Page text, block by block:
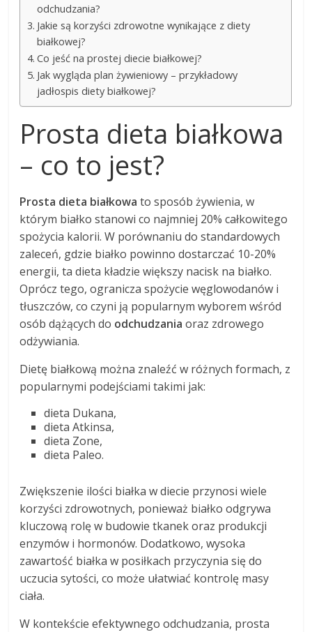
odchudzania?
Jakie są korzyści zdrowotne wynikające z diety
białkowej?
Co jeść na prostej diecie białkowej?
Jak wygląda plan żywieniowy – przykładowy
jadłospis diety białkowej?
Prosta dieta białkowa
– co to jest?
Prosta dieta białkowa to sposób żywienia, w
którym białko stanowi co najmniej 20% całkowitego
spożycia kalorii. W porównaniu do standardowych
zaleceń, gdzie białko powinno dostarczać 10-20%
energii, ta dieta kładzie większy nacisk na białko.
Oprócz tego, ogranicza spożycie węglowodanów i
tłuszczów, co czyni ją popularnym wyborem wśród
osób dążących do odchudzania oraz zdrowego
odżywiania.
Dietę białkową można znaleźć w różnych formach, z
popularnymi podejściami takimi jak:
dieta Dukana,
dieta Atkinsa,
dieta Zone,
dieta Paleo.
Zwiększenie ilości białka w diecie przynosi wiele
korzyści zdrowotnych, ponieważ białko odgrywa
kluczową rolę w budowie tkanek oraz produkcji
enzymów i hormonów. Dodatkowo, wysoka
zawartość białka w posiłkach przyczynia się do
uczucia sytości, co może ułatwiać kontrolę masy
ciała.
W kontekście efektywnego odchudzania, prosta